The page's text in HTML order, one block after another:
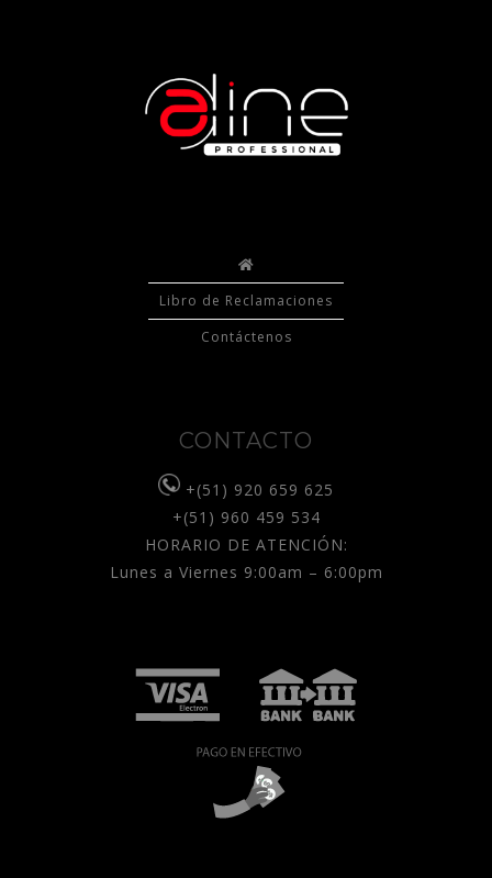
Libro de Reclamaciones
Contáctenos
CONTACTO
+(51) 920 659 625
+(51) 960 459 534
HORARIO DE ATENCIÓN:
Lunes a Viernes 9:00am – 6:00pm